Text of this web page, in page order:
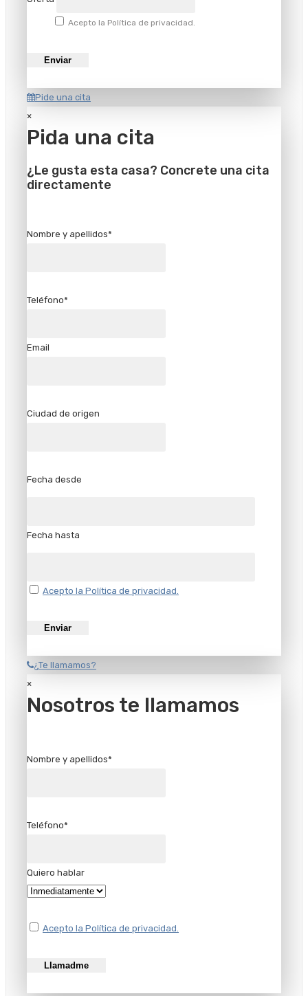
Acepto la Política de privacidad.
Pide una cita
×
Pida una cita
¿Le gusta esta casa? Concrete una cita
directamente
Nombre y apellidos*
Teléfono*
Email
Ciudad de origen
Fecha desde
Fecha hasta
Acepto la Política de privacidad.
¿Te llamamos?
×
Nosotros te llamamos
Nombre y apellidos*
Teléfono*
Quiero hablar
Acepto la Política de privacidad.